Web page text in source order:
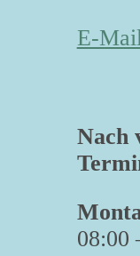
E-
Nach
08:00